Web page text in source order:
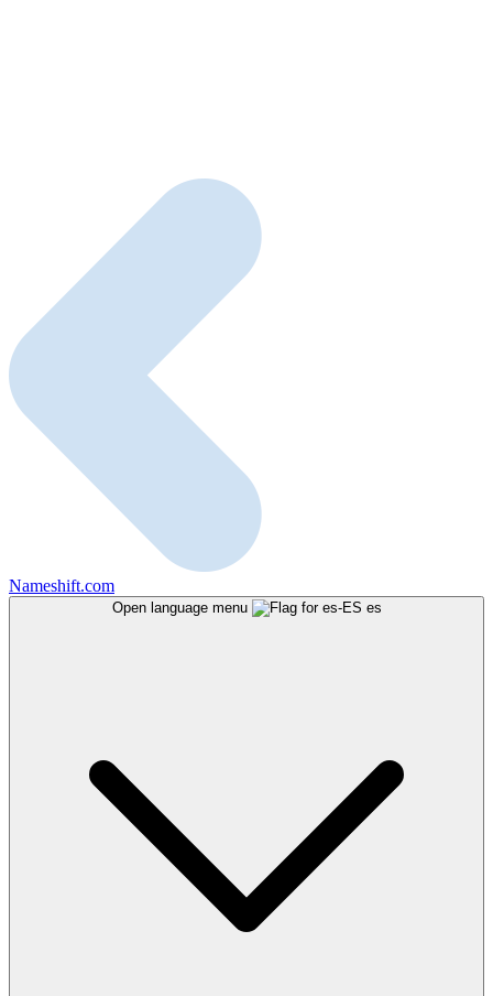
Nameshift.com
Open language menu es